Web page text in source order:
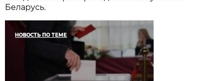
Беларусь.
НОВОСТЬ ПО ТЕМЕ